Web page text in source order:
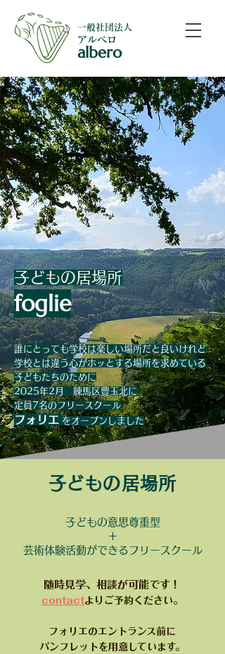
​一般社団法人
​アルベロ
albero
子どもの居場所
foglie
誰にとっても学校は楽しい場所だと良いけれど
学校とは違う心がホッとする場所を求めている
子どもたちのために
2025年2月 練馬区豊玉北に
定員7名のフリースクール
フォリエ をオープンしました
​子どもの居場所
子どもの意思尊重型
＋
芸術体験活動ができるフリースクール
随時見学、相談が可能です！
contactよりご予約ください。
フォリエのエントランス前に
パンフレットを用意しています。